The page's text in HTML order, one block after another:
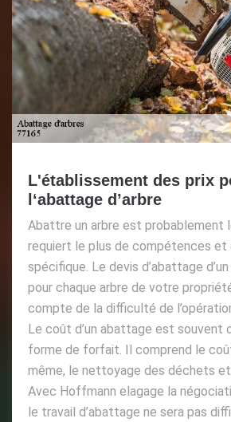
L'établissement des prix
l‘abattage d’arbre
Abattre un arbre est probablement
requiert le plus de compétences et
spécifique. Le devis d’abattage
pour chaque arbre de votre
compte de la difficulté de
Le coût d’un abattage est souvent
forme de forfait. Il comprend le
même, le nettoyage des déchets
Avec Hoffmann elagage la
le travail d’abattage ne sera pas